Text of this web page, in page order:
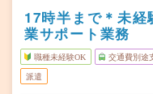
17時半まで＊未
業サポート業務
職種未経験OK 交通費別途
派遣